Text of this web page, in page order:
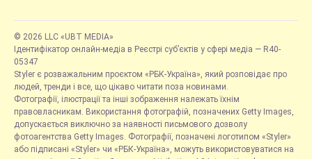
© 2026 LLC «UBT MEDIA»
Ідентифікатор онлайн-медіа в Реєстрі суб’єктів у сфері медіа — R40-
05347
Styler є розважальним проєктом «РБК-Україна», який розповідає про
людей, тренди і все, що цікаво читати поза новинами.
Фотографії, ілюстрації та інші зображення належать їхнім
правовласникам. Використання фотографій, позначених Getty Images,
допускається виключно за наявності письмового дозволу
фотоагентства Getty Images. Фотографії, позначені логотипом «Styler»
або підписані «Styler» чи «РБК-Україна», можуть використовуватися на